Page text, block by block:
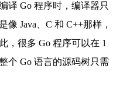
译 Go 程序时，编译器只
Java、C 和 C++那样，
，很多 Go 程序可以在 1
个 Go 语言的源码树只需